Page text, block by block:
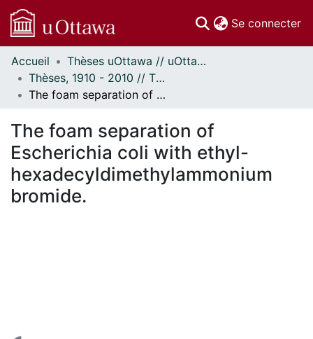
Se connecter
Communautés
et collections
Parcourir
À propos
Accueil
Thèses uOttawa // uOttawa Theses
Thèses, 1910 - 2010 // Theses, 1910 - 2010
The foam separation of Escherichia coli with ethyl-hexadecyldimethylammonium bromide.
The foam separation of
Escherichia coli with ethyl-
hexadecyldimethylammonium
bromide.